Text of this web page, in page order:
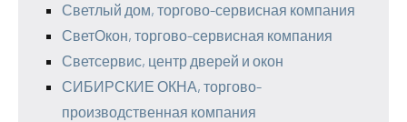
Светлый дом, торгово-сервисная компания
СветОкон, торгово-сервисная компания
Светсервис, центр дверей и окон
СИБИРСКИЕ ОКНА, торгово-
производственная компания